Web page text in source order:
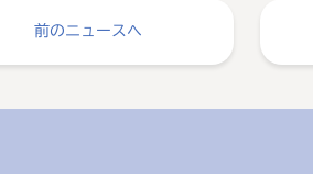
前のニュースへ